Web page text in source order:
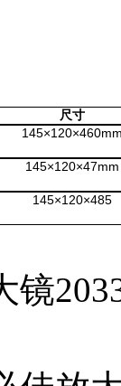
尺寸
145×120×47mm
145×120×485
镜